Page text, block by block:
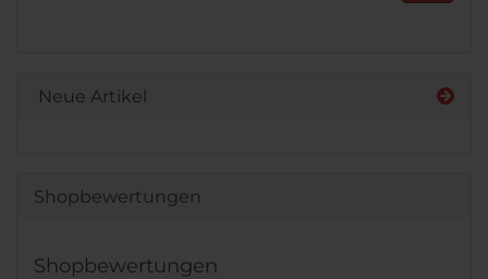
Neue Artikel
Shopbewertungen
Shopbewertungen